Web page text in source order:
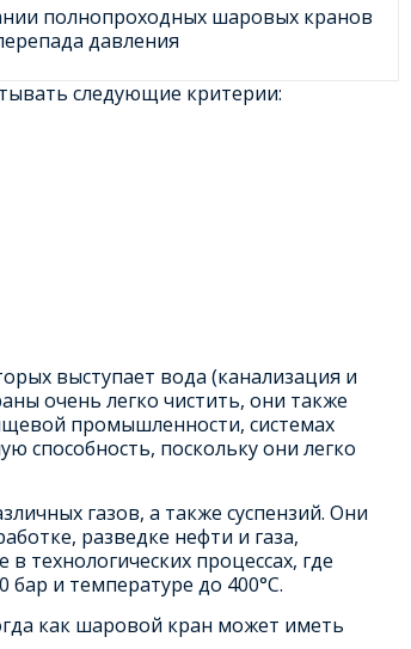
полнопроходных шаровых кранов
давления
следующие критерии:
выступает вода (канализация и
очень легко чистить, они также
промышленности, системах
способность, поскольку они легко
газов, а также суспензий. Они
разведке нефти и газа,
технологических процессах, где
бар и температуре до 400°С.
как шаровой кран может иметь